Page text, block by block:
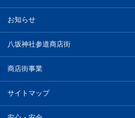
お知らせ
八坂神社参道商店街
商店街事業
サイトマップ